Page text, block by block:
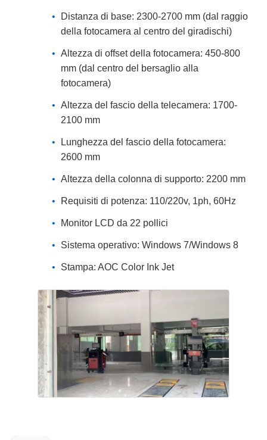
Distanza di base: 2300-2700 mm (dal raggio
della fotocamera al centro del giradischi)
Altezza di offset della fotocamera: 450-800
mm (dal centro del bersaglio alla
fotocamera)
Altezza del fascio della telecamera: 1700-
2100 mm
Lunghezza del fascio della fotocamera:
2600 mm
Altezza della colonna di supporto: 2200 mm
Requisiti di potenza: 110/220v, 1ph, 60Hz
Monitor LCD da 22 pollici
Sistema operativo: Windows 7/Windows 8
Stampa: AOC Color Ink Jet